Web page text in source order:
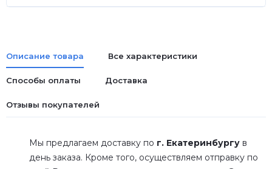
Описание товара Все характеристики
Способы оплаты Доставка
Отзывы покупателей
Мы предлагаем доставку по г. Екатеринбургу в
день заказа. Кроме того, осуществляем отправку по